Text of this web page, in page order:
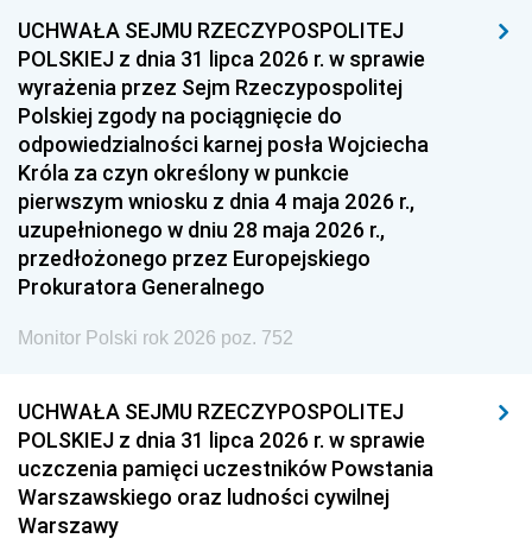
UCHWAŁA SEJMU RZECZYPOSPOLITEJ
POLSKIEJ z dnia 31 lipca 2026 r. w sprawie
wyrażenia przez Sejm Rzeczypospolitej
Polskiej zgody na pociągnięcie do
odpowiedzialności karnej posła Wojciecha
Króla za czyn określony w punkcie
pierwszym wniosku z dnia 4 maja 2026 r.,
uzupełnionego w dniu 28 maja 2026 r.,
przedłożonego przez Europejskiego
Prokuratora Generalnego
Monitor Polski rok 2026 poz. 752
UCHWAŁA SEJMU RZECZYPOSPOLITEJ
POLSKIEJ z dnia 31 lipca 2026 r. w sprawie
uczczenia pamięci uczestników Powstania
Warszawskiego oraz ludności cywilnej
Warszawy